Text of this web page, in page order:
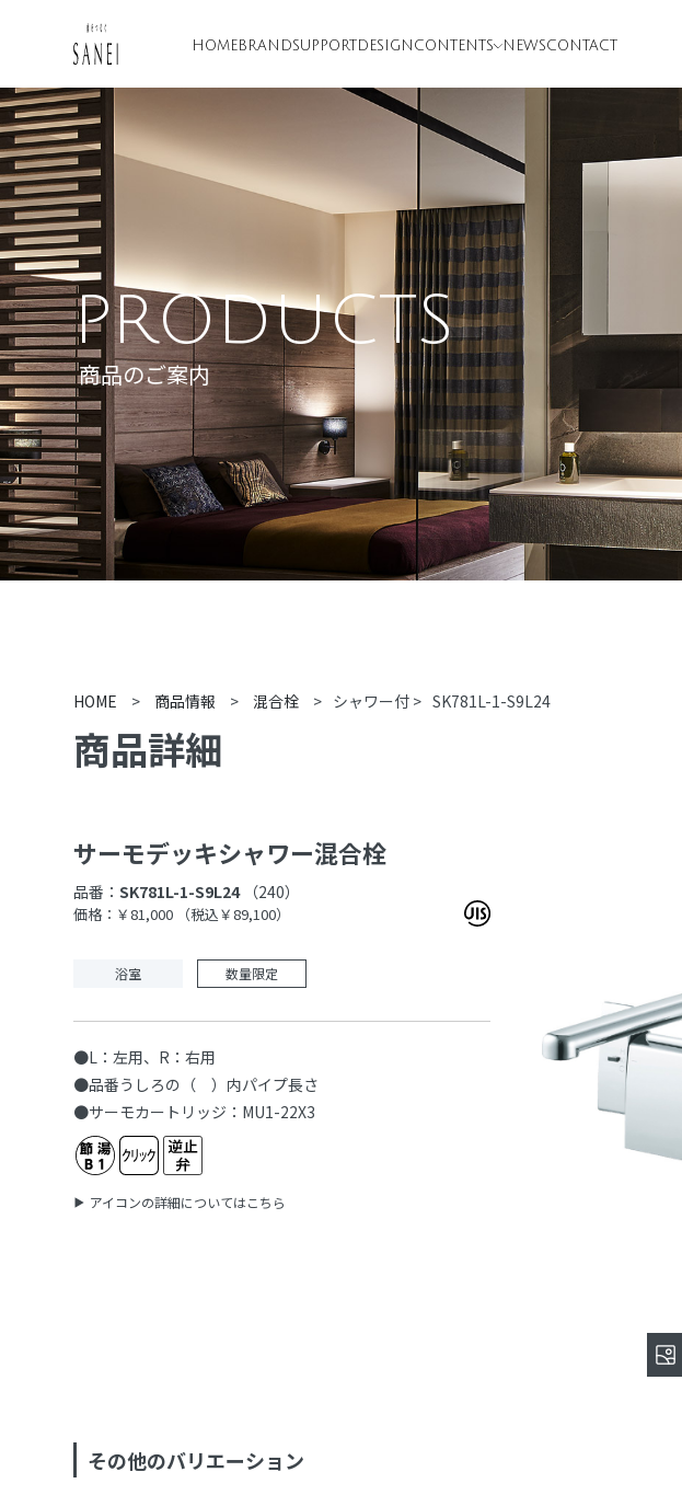
HOME BRANDSUPPORT DESIGN CONTENTS NEWSCONTACT
PRODUCTS
商品のご案内
HOME > 商品情報 > 混合栓 > シャワー付 > SK781L-1-S9L24
商品詳細
サーモデッキシャワー混合栓
品番：SK781L-1-S9L24 （240）
価格：￥81,000 （税込￥89,100）
浴室 数量限定
●L：左用、R：右用
●品番うしろの（ ）内パイプ長さ
●サーモカートリッジ：MU1-22X3
アイコンの詳細についてはこちら
その他のバリエーション